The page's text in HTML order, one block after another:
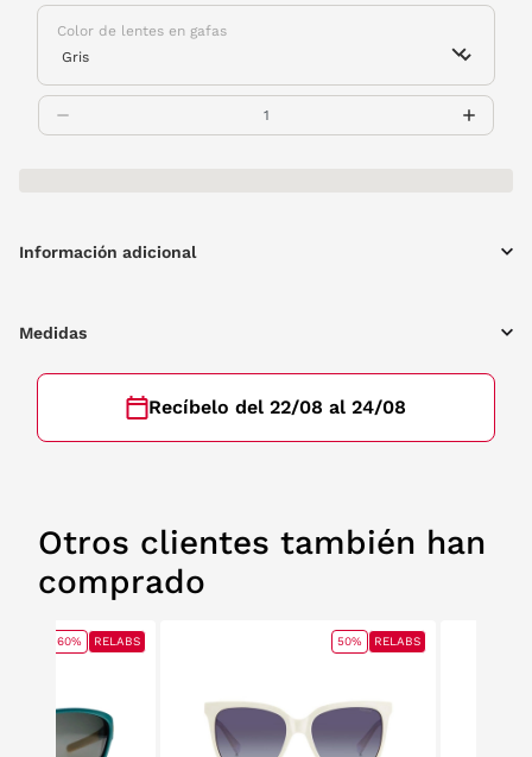
Color de lentes en gafas
Información adicional
Medidas
Recíbelo del 22/08 al 24/08
Otros clientes también han
comprado
60% RELABS 50% RELABS